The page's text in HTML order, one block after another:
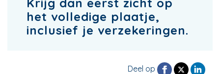
het volledige plaatje,
inclusief je verzekeringen.
Deel op